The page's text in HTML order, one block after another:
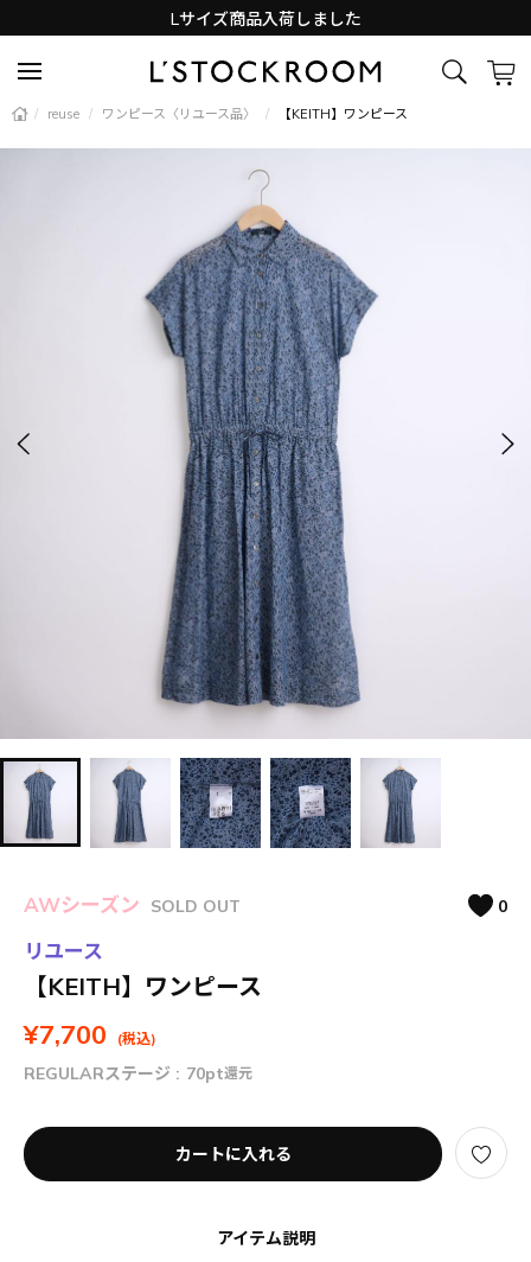
Lサイズ商品入荷しました
/ reuse / ワンピース〈リユース品〉 / 【KEITH】ワンピース
AWシーズン SOLD OUT 0
リユース
【KEITH】ワンピース
¥7,700 (税込)
REGULARステージ : 70pt還元
カートに入れる
アイテム説明